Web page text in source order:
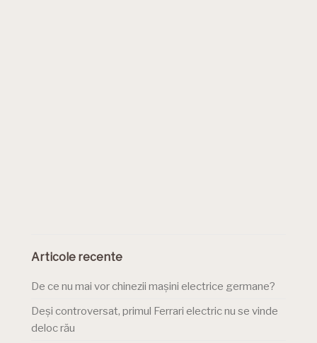
Articole recente
De ce nu mai vor chinezii mașini electrice germane?
Deși controversat, primul Ferrari electric nu se vinde
deloc rău